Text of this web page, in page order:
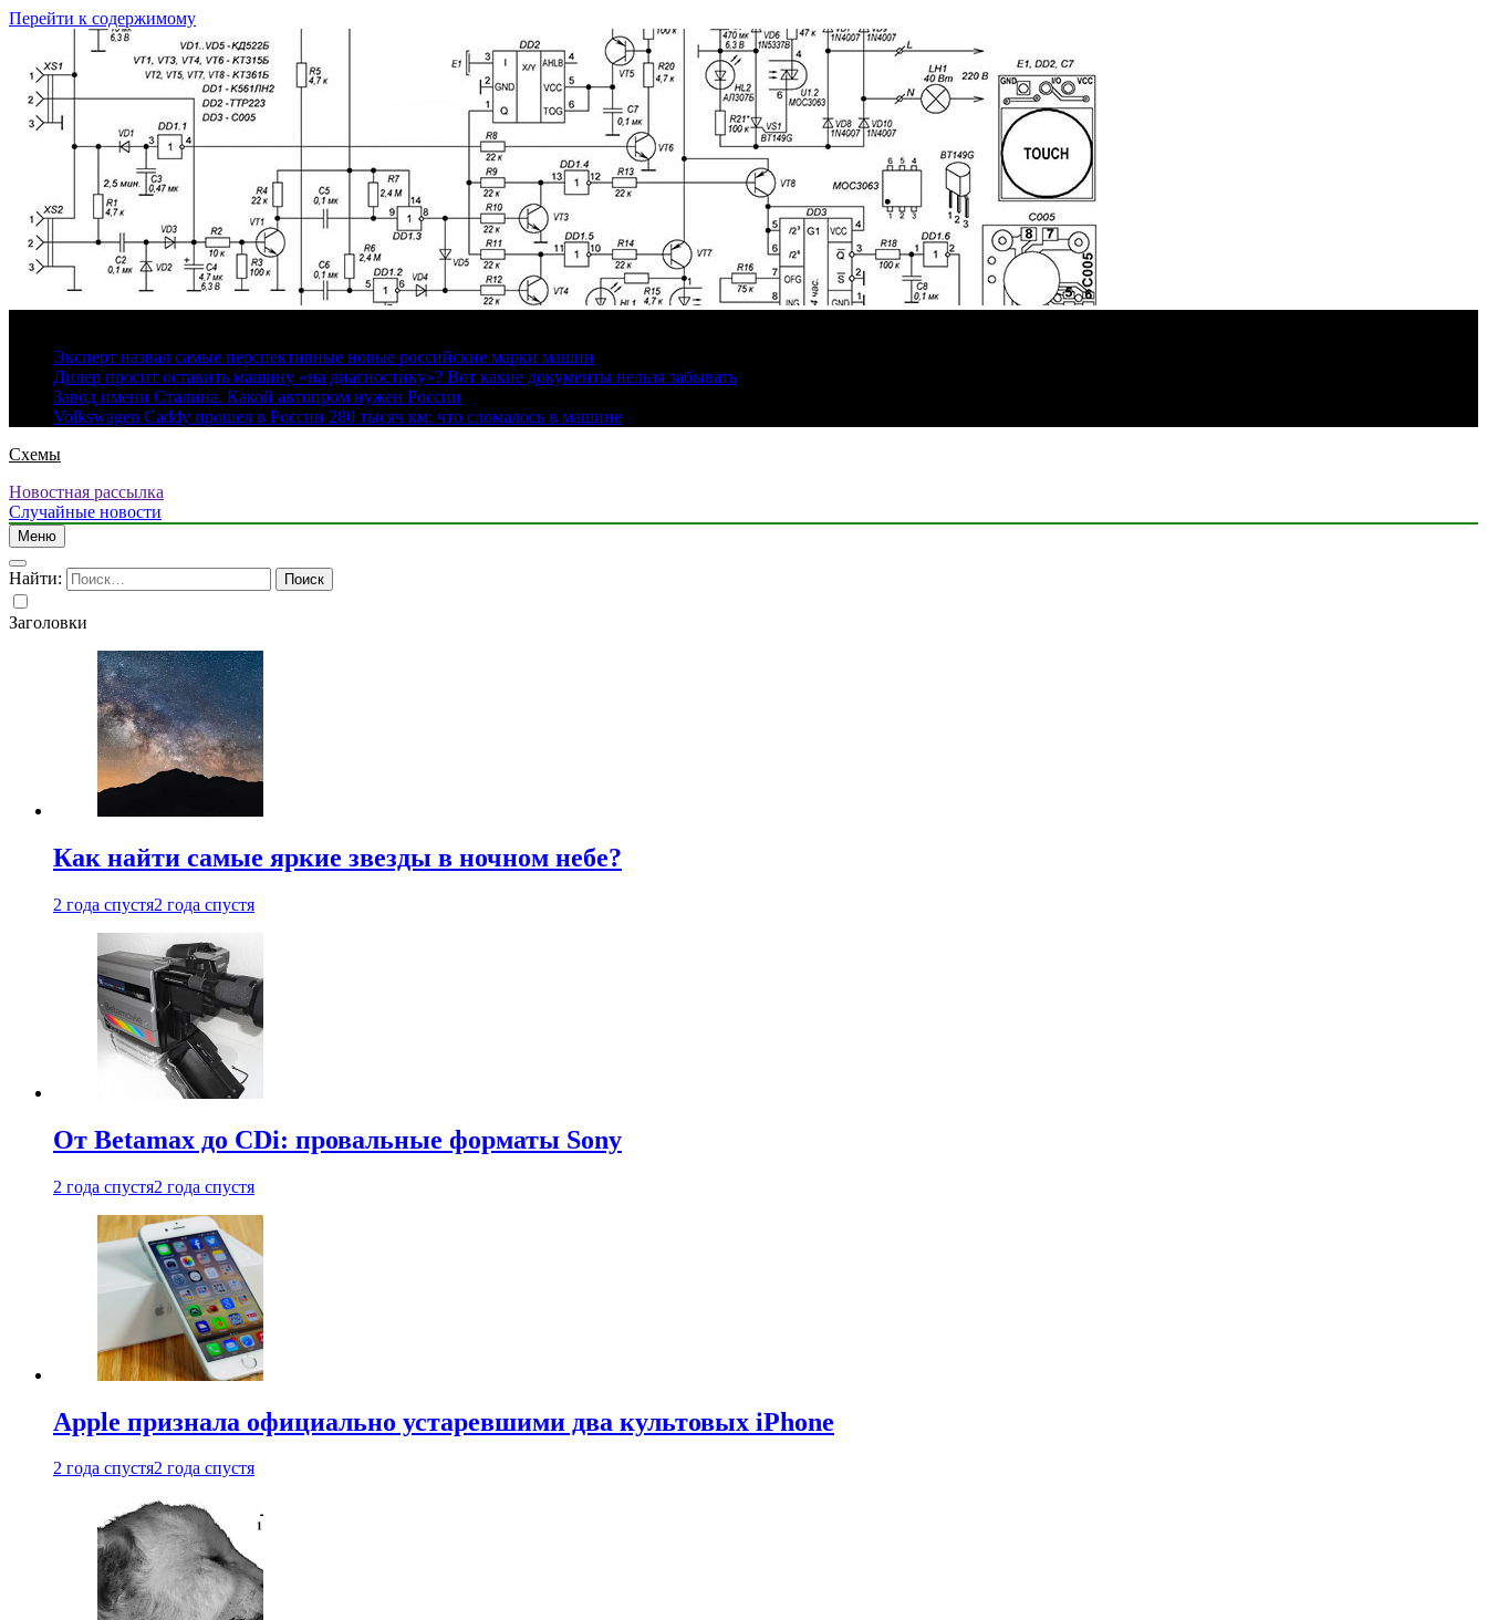
Перейти к содержимому
Эксперт назвал самые перспективные новые российские марки машин
Дилер просит оставить машину «на диагностику»? Вот какие документы нельзя забывать
Завод имени Сталина. Какой автопром нужен России
Volkswagen Caddy прошел в России 280 тысяч км: что сломалось в машине
Схемы
Новостная рассылка
Случайные новости
Меню
Найти:
Заголовки
Как найти самые яркие звезды в ночном небе?
2 года спустя2 года спустя
От Betamax до CDi: провальные форматы Sony
2 года спустя2 года спустя
Apple признала официально устаревшими два культовых iPhone
2 года спустя2 года спустя